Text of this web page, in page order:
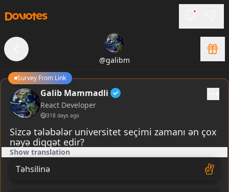
@galibm
Survey From Link
Galib Mammadli
React Developer
318 days ago
Sizcə tələbələr universitet seçimi zamanı ən çox
nəyə diqqət edir?
Show translation
Təhsilinə